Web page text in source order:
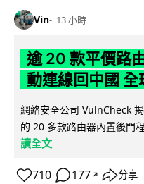
Vin 13 小時
逾 20 款平價路
動連線回中國
網絡安全公司 VulnCheck
的 20 多款路由器內置後門
讀全文
710 177 ↗ 分享